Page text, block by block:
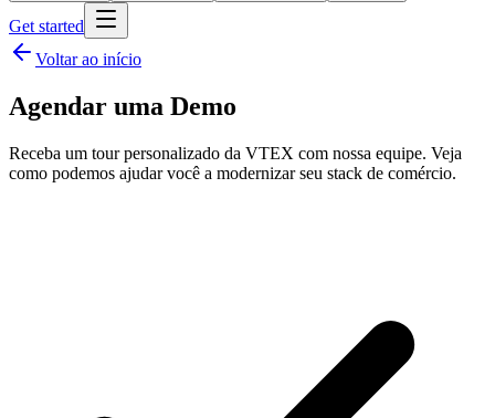
Get started
Voltar ao início
Agendar uma Demo
Receba um tour personalizado da VTEX com nossa equipe. Veja
como podemos ajudar você a modernizar seu stack de comércio.